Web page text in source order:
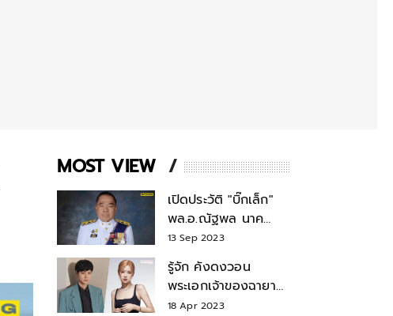
MOST VIEW
เปิดประวัติ "บิ๊กเล็ก"
พล.อ.ณัฐพล นาค
พาณิชย์ จากเลขาฯ
สมช.-เลขาฯ
รมว.กลาโหม
13 Sep 2023
รู้จัก คังดงวอน
พระเอกเจ้าของฉายา
สมบัติแห่งชาติ หลังมี
18 Apr 2023